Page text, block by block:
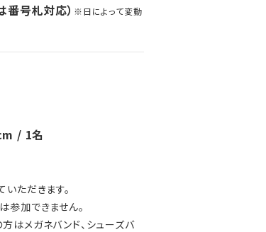
番号札対応） ※日によって変動
/ 1名
ただきます。
参加できません。
はメガネバンド、シューズバ